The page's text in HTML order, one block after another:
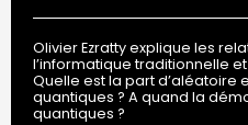
Olivier Ezratty explique les
l’informatique traditionnelle
Quelle est la part d’aléatoire
quantiques ? A quand la
quantiques ?